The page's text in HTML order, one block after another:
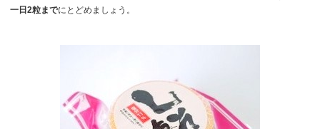
一日2粒までにとどめましょう。